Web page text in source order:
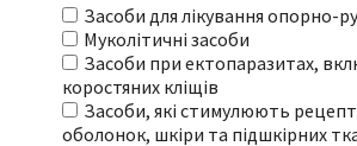
Засоби для лікування опорно-
Муколітичні засоби
Засоби при ектопаразитах,
коростяних кліщів
Засоби, які стимулюють
оболонок, шкіри та підшкірних